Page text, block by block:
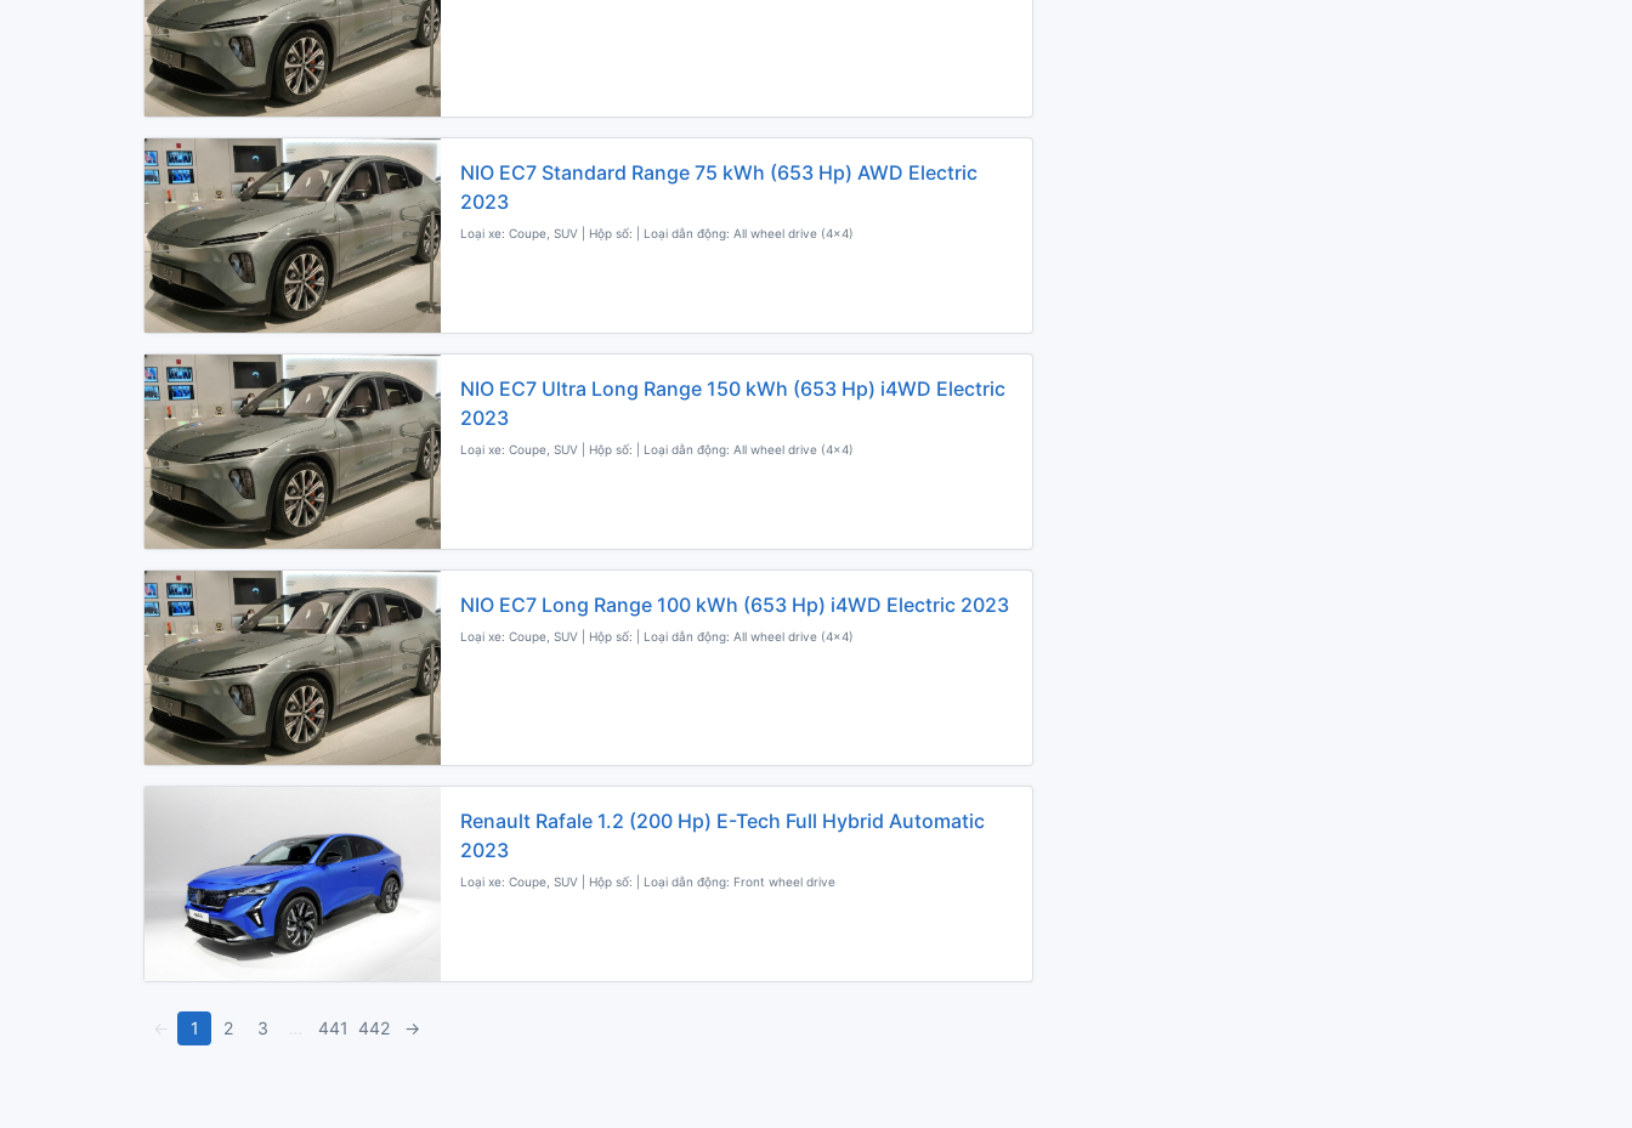
NIO EC7 Standard Range 75 kWh (653 Hp) AWD Electric
2023
Loại xe: Coupe, SUV | Hộp số: | Loại dẫn động: All wheel drive (4x4)
NIO EC7 Ultra Long Range 150 kWh (653 Hp) i4WD Electric
2023
Loại xe: Coupe, SUV | Hộp số: | Loại dẫn động: All wheel drive (4x4)
NIO EC7 Long Range 100 kWh (653 Hp) i4WD Electric 2023
Loại xe: Coupe, SUV | Hộp số: | Loại dẫn động: All wheel drive (4x4)
Renault Rafale 1.2 (200 Hp) E-Tech Full Hybrid Automatic
2023
Loại xe: Coupe, SUV | Hộp số: | Loại dẫn động: Front wheel drive
← 1 2 3 441 442 →